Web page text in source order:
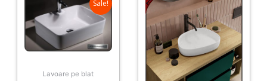
Sale!
Lavoare pe blat